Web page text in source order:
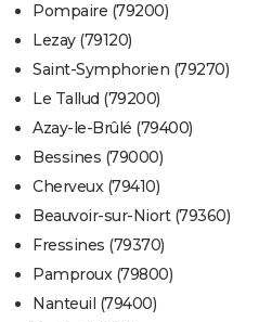
Pompaire (79200)
Lezay (79120)
Saint-Symphorien (79270)
Le Tallud (79200)
Azay-le-Brûlé (79400)
Bessines (79000)
Cherveux (79410)
Beauvoir-sur-Niort (79360)
Fressines (79370)
Pamproux (79800)
Nanteuil (79400)